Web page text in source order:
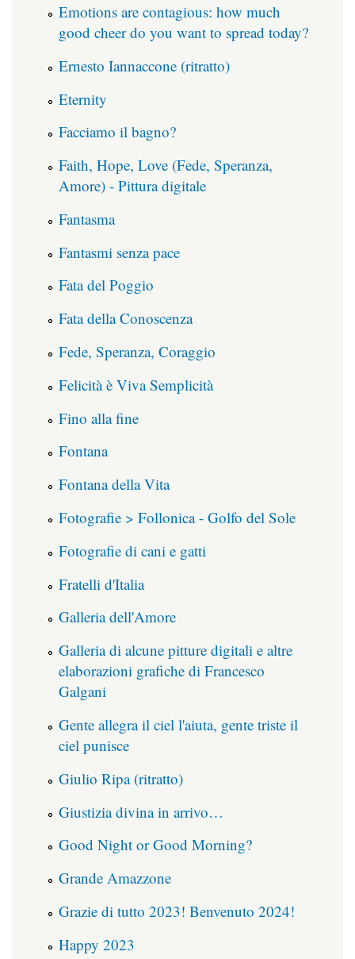
Emotions are contagious: how much
good cheer do you want to spread today?
Ernesto Iannaccone (ritratto)
Eternity
Facciamo il bagno?
Faith, Hope, Love (Fede, Speranza,
Amore) - Pittura digitale
Fantasma
Fantasmi senza pace
Fata del Poggio
Fata della Conoscenza
Fede, Speranza, Coraggio
Felicità è Viva Semplicità
Fino alla fine
Fontana
Fontana della Vita
Fotografie > Follonica - Golfo del Sole
Fotografie di cani e gatti
Fratelli d'Italia
Galleria dell'Amore
Galleria di alcune pitture digitali e altre
elaborazioni grafiche di Francesco
Galgani
Gente allegra il ciel l'aiuta, gente triste il
ciel punisce
Giulio Ripa (ritratto)
Giustizia divina in arrivo…
Good Night or Good Morning?
Grande Amazzone
Grazie di tutto 2023! Benvenuto 2024!
Happy 2023